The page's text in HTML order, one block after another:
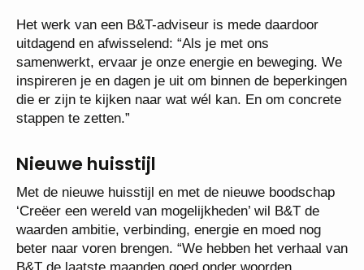
Het werk van een B&T-adviseur is mede daardoor
uitdagend en afwisselend: “Als je met ons
samenwerkt, ervaar je onze energie en beweging. We
inspireren je en dagen je uit om binnen de beperkingen
die er zijn te kijken naar wat wél kan. En om concrete
stappen te zetten.”
Nieuwe huisstijl
Met de nieuwe huisstijl en met de nieuwe boodschap
‘Creëer een wereld van mogelijkheden’ wil B&T de
waarden ambitie, verbinding, energie en moed nog
beter naar voren brengen. “We hebben het verhaal van
B&T de laatste maanden goed onder woorden